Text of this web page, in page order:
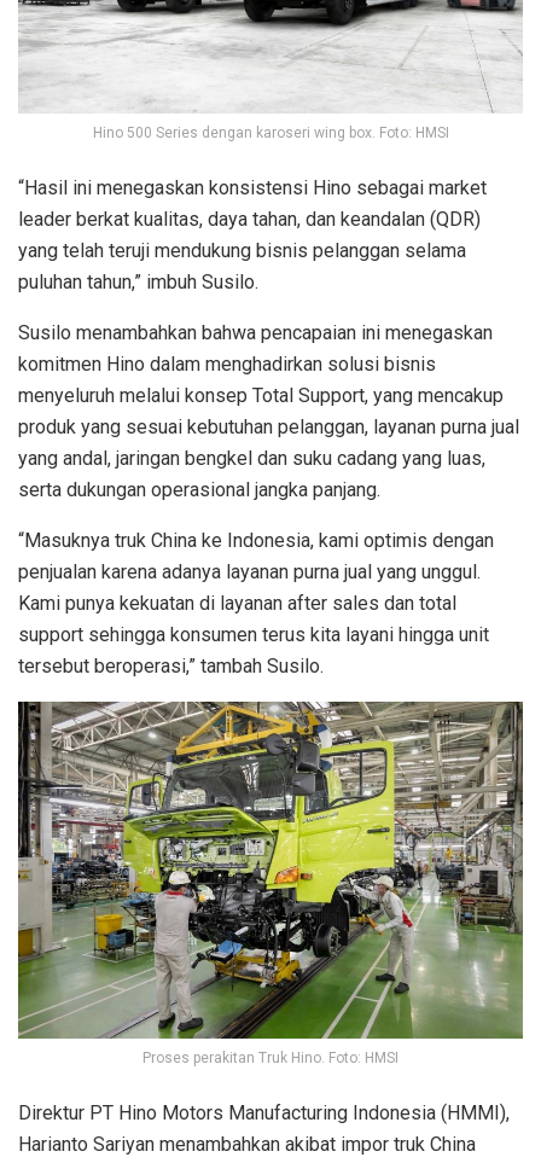
Hino 500 Series dengan karoseri wing box. Foto: HMSI
“Hasil ini menegaskan konsistensi Hino sebagai market
leader berkat kualitas, daya tahan, dan keandalan (QDR)
yang telah teruji mendukung bisnis pelanggan selama
puluhan tahun,” imbuh Susilo.
Susilo menambahkan bahwa pencapaian ini menegaskan
komitmen Hino dalam menghadirkan solusi bisnis
menyeluruh melalui konsep Total Support, yang mencakup
produk yang sesuai kebutuhan pelanggan, layanan purna jual
yang andal, jaringan bengkel dan suku cadang yang luas,
serta dukungan operasional jangka panjang.
“Masuknya truk China ke Indonesia, kami optimis dengan
penjualan karena adanya layanan purna jual yang unggul.
Kami punya kekuatan di layanan after sales dan total
support sehingga konsumen terus kita layani hingga unit
tersebut beroperasi,” tambah Susilo.
Proses perakitan Truk Hino. Foto: HMSI
Direktur PT Hino Motors Manufacturing Indonesia (HMMI),
Harianto Sariyan menambahkan akibat impor truk China